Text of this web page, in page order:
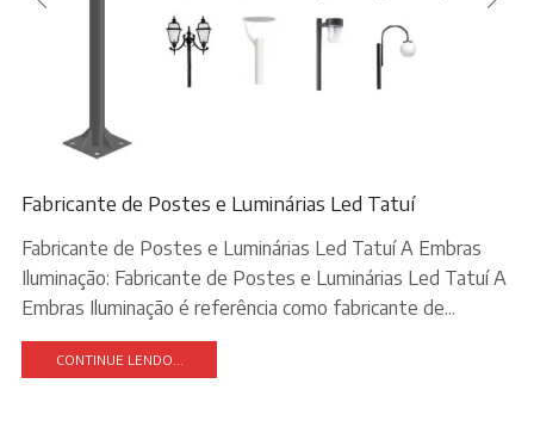
Fabricante de Postes e Luminárias Led Tatuí
Fabricante de Postes e Luminárias Led Tatuí A Embras
Iluminação: Fabricante de Postes e Luminárias Led Tatuí A
Embras Iluminação é referência como fabricante de...
CONTINUE LENDO...